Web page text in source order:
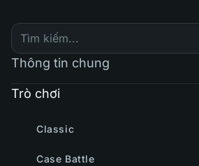
Thông tin chung
Trò chơi
Classic
Case Battle